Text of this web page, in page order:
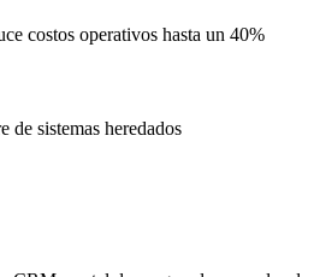
costos operativos hasta un 40%
de sistemas heredados